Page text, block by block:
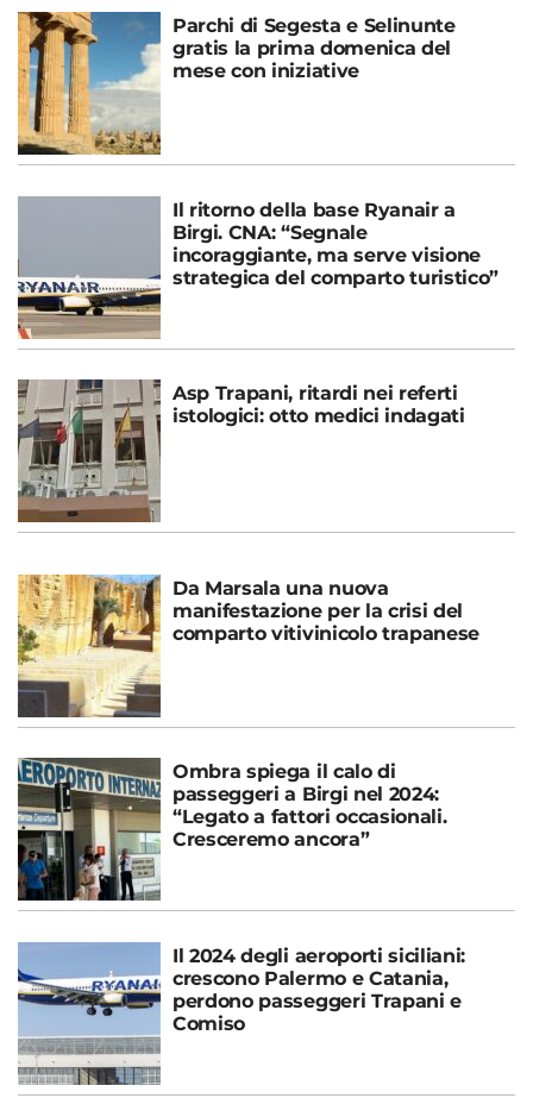
Parchi di Segesta e Selinunte
gratis la prima domenica del
mese con iniziative
Il ritorno della base Ryanair a
Birgi. CNA: “Segnale
incoraggiante, ma serve visione
strategica del comparto turistico”
Asp Trapani, ritardi nei referti
istologici: otto medici indagati
Da Marsala una nuova
manifestazione per la crisi del
comparto vitivinicolo trapanese
Ombra spiega il calo di
passeggeri a Birgi nel 2024:
“Legato a fattori occasionali.
Cresceremo ancora”
Il 2024 degli aeroporti siciliani:
crescono Palermo e Catania,
perdono passeggeri Trapani e
Comiso